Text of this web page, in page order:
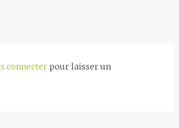
connecterpour laisser un